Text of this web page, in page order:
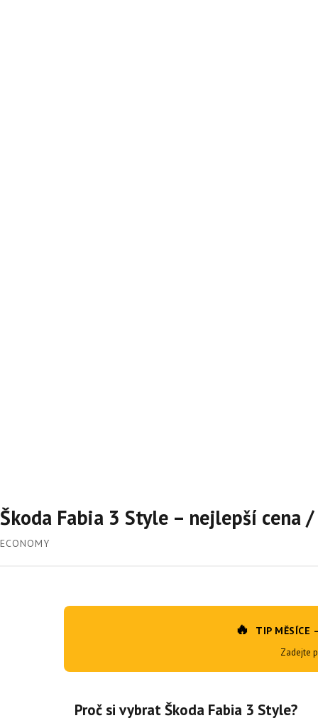
Škoda Fabia 3 Style – nejlepší cena
ECONOMY
🔥 TIP MĚSÍCE
Zadejte
Proč si vybrat Škoda Fabia 3 Style?